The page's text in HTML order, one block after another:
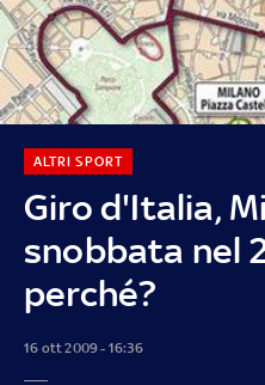
Giro d'Italia,
snobbata nel
perché?
ALTRI SPORT
16 ott 2009 - 16:36